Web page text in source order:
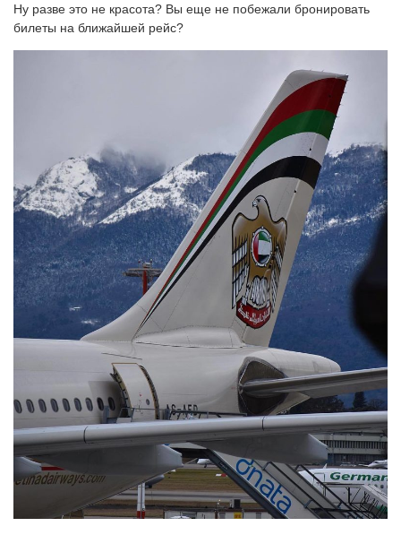
Ну разве это не красота? Вы еще не побежали бронировать
билеты на ближайшей рейс?